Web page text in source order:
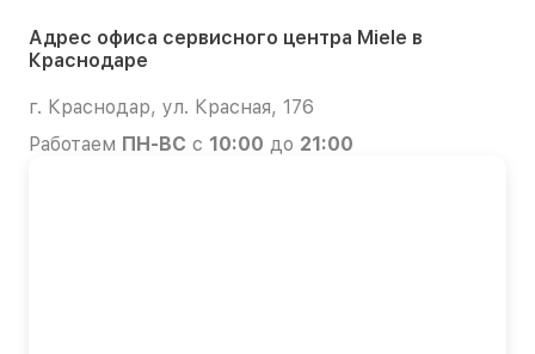
Адрес офиса сервисного центра Miele в
Краснодаре
г. Краснодар, ул. Красная, 176
Работаем ПН-ВС с 10:00 до 21:00